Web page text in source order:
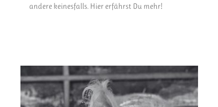
andere keinesfalls. Hier erfährst Du mehr!